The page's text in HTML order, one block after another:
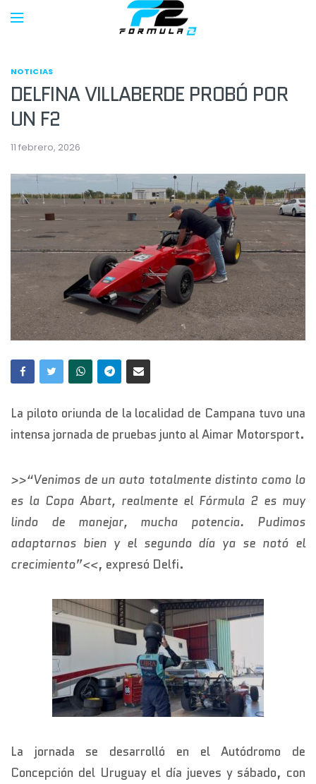
NOTICIAS
DELFINA VILLABERDE PROBÓ POR
UN F2
11 febrero, 2026
La piloto oriunda de la localidad de Campana tuvo una
intensa jornada de pruebas junto al Aimar Motorsport.
>>“Venimos de un auto totalmente distinto como lo
es la Copa Abart, realmente el Fórmula 2 es muy
lindo de manejar, mucha potencia. Pudimos
adaptarnos bien y el segundo día ya se notó el
crecimiento”<<, expresó Delfi.
La jornada se desarrolló en el Autódromo de
Concepción del Uruguay el día jueves y sábado, con